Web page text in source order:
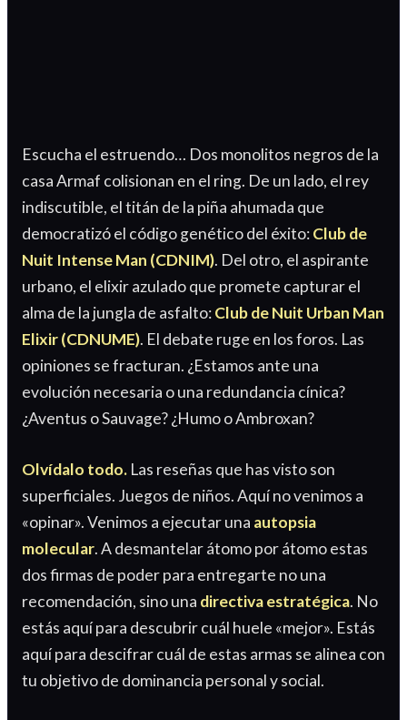
Escucha el estruendo… Dos monolitos negros de la
casa Armaf colisionan en el ring. De un lado, el rey
indiscutible, el titán de la piña ahumada que
democratizó el código genético del éxito:Club de
Nuit Intense Man (CDNIM). Del otro, el aspirante
urbano, el elixir azulado que promete capturar el
alma de la jungla de asfalto:Club de Nuit Urban Man
Elixir (CDNUME). El debate ruge en los foros. Las
opiniones se fracturan. ¿Estamos ante una
evolución necesaria o una redundancia cínica?
¿Aventus o Sauvage? ¿Humo o Ambroxan?
Olvídalo todo. Las reseñas que has visto son
superficiales. Juegos de niños. Aquí no venimos a
«opinar». Venimos a ejecutar una autopsia
molecular. A desmantelar átomo por átomo estas
dos firmas de poder para entregarte no una
recomendación, sino una directiva estratégica. No
estás aquí para descubrir cuál huele «mejor». Estás
aquí para descifrar cuál de estas armas se alinea con
tu objetivo de dominancia personal y social.